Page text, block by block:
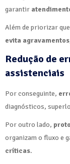
garantir
Além de priorizar
evita agravamentos
Redução de
assistenciais
Por conseguinte,
diagnósticos,
Por outro lado,
organizam o fluxo e
críticas.